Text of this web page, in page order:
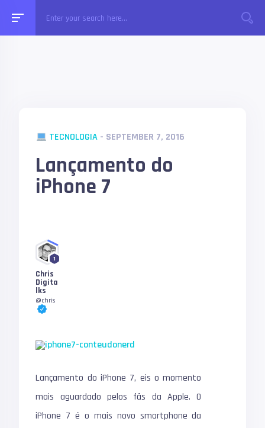
TECNOLOGIA- SEPTEMBER 7, 2016
Lançamento do
iPhone 7
1
Chris
Digita
lks
@chris
Lançamento do iPhone 7, eis o momento
mais aguardado pelos fãs da Apple. O
iPhone 7 é o mais novo smartphone da